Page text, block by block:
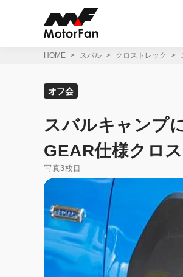
HOME スバル クロストレック
オフ会
スバルキャンプ
GEAR仕様クロ
写真3枚目